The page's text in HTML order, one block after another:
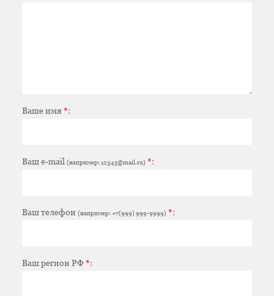
Ваше имя*:
Ваш e-mail (например: 12345@mail.ru) *:
Ваш телефон (например: +7(999) 999-9999) *:
Ваш регион РФ*: